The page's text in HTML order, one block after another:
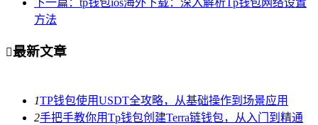
下一篇：tp钱包ios海外下载：深入解析Tp钱包网络设置
方法
最新文章
1TP钱包使用USDT全攻略，从基础操作到场景应用
2手把手教你用Tp钱包创建Terra链钱包，从入门到精通